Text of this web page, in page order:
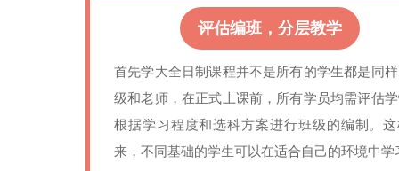
评估编班，分层教学
首先学大全日制课程并不是所有的学生都是同
级和老师，在正式上课前，所有学员均需评估
根据学习程度和选科方案进行班级的编制。
来，不同基础的学生可以在适合自己的环境中学